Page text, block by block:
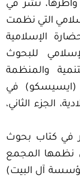
وأطرها، نشر في
التي نظمت
الإسلامية
للبحوث
والمنظمة
(ايسيسكو) في
هجرية الموافق 1991 ميلادية، الجزء الثاني،
في كتاب بحوث
نظمها المجمع
آل البيت)